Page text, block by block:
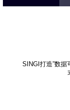
SINGI打造”数据